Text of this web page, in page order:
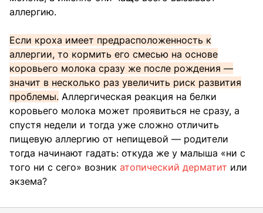
аллергию.
Если кроха имеет предрасположенность к
аллергии, то кормить его смесью на основе
коровьего молока сразу же после рождения —
значит в несколько раз увеличить риск развития
проблемы. Аллергическая реакция на белки
коровьего молока может проявиться не сразу, а
спустя недели и тогда уже сложно отличить
пищевую аллергию от непищевой — родители
тогда начинают гадать: откуда же у малыша «ни с
того ни с сего» возник атопический дерматит или
экзема?